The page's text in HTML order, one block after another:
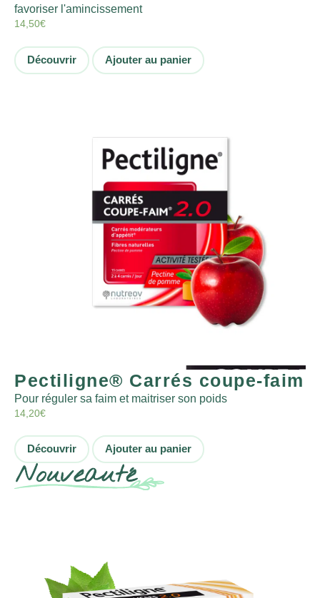
favoriser l'amincissement
14,50€
Découvrir Ajouter au panier
Pectiligne® Carrés coupe-faim
Pour réguler sa faim et maitriser son poids
14,20€
Découvrir Ajouter au panier